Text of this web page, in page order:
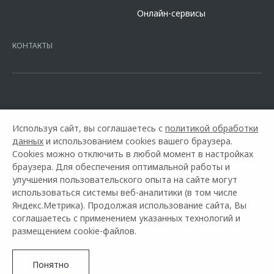
Кредит предоставляет АО Альфа-Банк. ИНН
16.01.2015. Предложение ограничено и не является публичной
Онлайн-сервисы
КОНТАКТЫ
Горячая линия OMODA: +7 (8482) 27-04-70
Используя сайт, вы соглашаетесь с политикой обработки
данных и использованием cookies вашего браузера.
Cookies можно отключить в любой момент в настройках
браузера. Для обеспечения оптимальной работы и
улучшения пользовательского опыта на сайте могут
использоваться системы веб-аналитики (в том числе
Яндекс.Метрика). Продолжая использование сайта, Вы
соглашаетесь с применением указанных технологий и
размещением cookie-файлов.
Понятно